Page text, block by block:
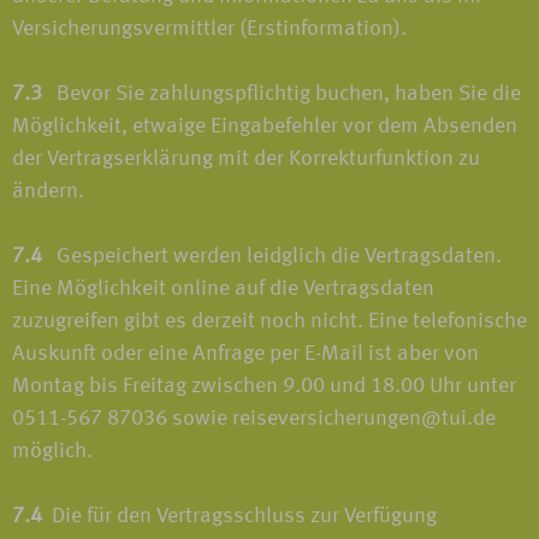
Versicherungsvermittler (Erstinformation).
7.3 Bevor Sie zahlungspflichtig buchen, haben Sie die
Möglichkeit, etwaige Eingabefehler vor dem Absenden
der Vertragserklärung mit der Korrekturfunktion zu
ändern.
7.4 Gespeichert werden leidglich die Vertragsdaten.
Eine Möglichkeit online auf die Vertragsdaten
zuzugreifen gibt es derzeit noch nicht. Eine telefonische
Auskunft oder eine Anfrage per E-Mail ist aber von
Montag bis Freitag zwischen 9.00 und 18.00 Uhr unter
0511-567 87036 sowie reiseversicherungen@tui.de
möglich.
7.4
Die für den Vertragsschluss zur Verfügung